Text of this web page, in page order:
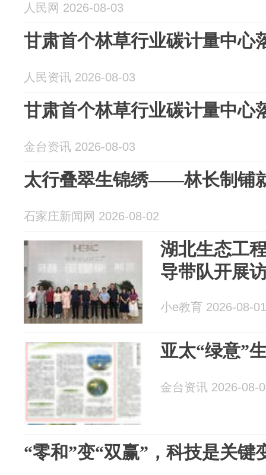
人民网 2026-08-03
甘肃首个林草行业碳计量中心
人民资讯 2026-08-03
甘肃首个林草行业碳计量中心
金台资讯 2026-08-03
太行叠翠生锦绣——林长制铺
石家庄新闻网 2026-08-02
湖北生态工
导带队开展
小e教育 2026-08-01
亚太“绿意”
金台资讯 2026-08-
“零和”变“双赢”，科技是关键